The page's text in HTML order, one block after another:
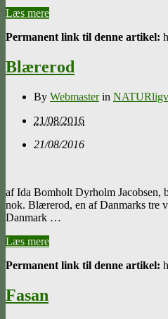
Læs mere
Permanent link til denne artikel:
Blærerod
By Webmasterin
21/08/2016
21/08/2016
af Ida Bomholt Dyrholm Jacobsen,
nok. Blærerod, en af Danmarks tre
Danmark …
Læs mere
Permanent link til denne artikel:
Fasan